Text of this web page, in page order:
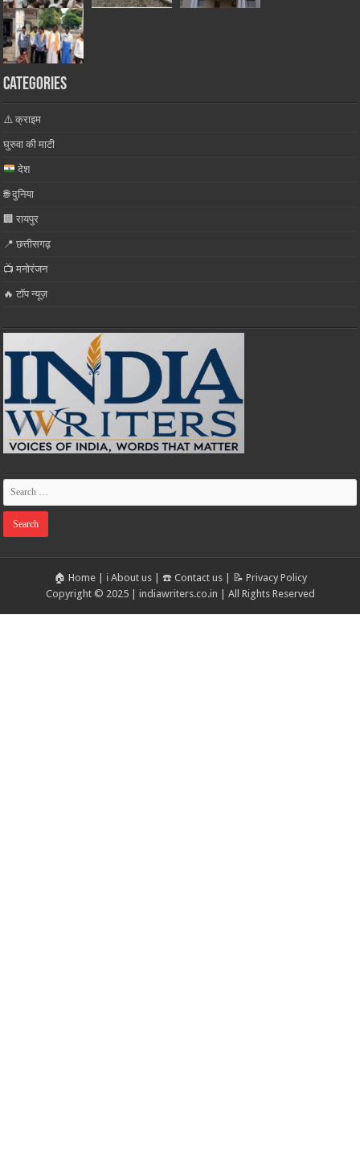
Categories
⚠️ क्राइम
घुरुवा की माटी
देश
🌐 दुनिया
🏢 रायपुर
📍 छत्तीसगढ़
📺 मनोरंजन
🔥 टॉप न्यूज़
🏠 Home| ℹ️ About us| ☎️ Contact us| 📝 Privacy Policy
Copyright © 2025 | indiawriters.co.in | All Rights Reserved